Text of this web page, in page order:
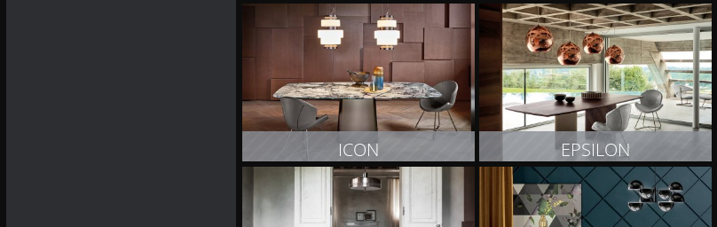
ZOBACZ PRODUKT ZOBACZ PRODUKT
ICON
ZOBACZ PRODUKT
EPSILON
ZOBACZ PRODUKT